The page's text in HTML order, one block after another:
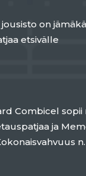
on
etsivälle
Combicel
ja